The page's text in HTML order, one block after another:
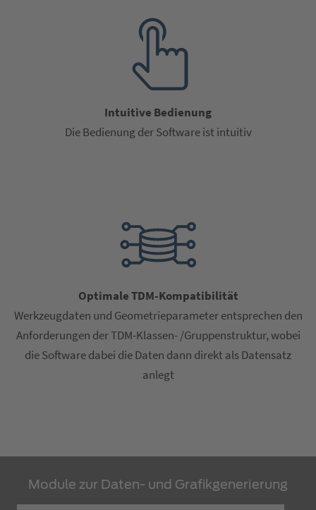
Intuitive Bedienung
Die Bedienung der Software ist intuitiv
Optimale TDM-Kompatibilität
Werkzeugdaten und Geometrieparameter entsprechen den
Anforderungen der TDM-Klassen- /Gruppenstruktur, wobei
die Software dabei die Daten dann direkt als Datensatz
anlegt
Module zur Daten- und Grafikgenerierung